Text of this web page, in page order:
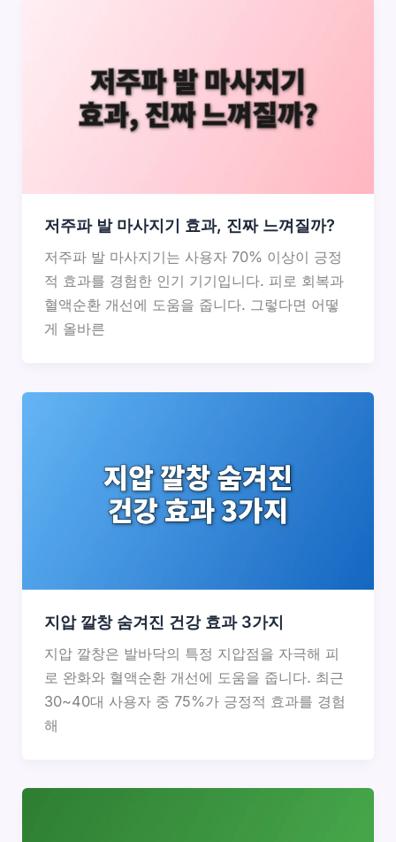
저주파 발 마사지기 효과, 진짜 느껴질까?
저주파 발 마사지기는 사용자 70% 이상이 긍정
적 효과를 경험한 인기 기기입니다. 피로 회복과
혈액순환 개선에 도움을 줍니다. 그렇다면 어떻
게 올바른
지압 깔창 숨겨진 건강 효과 3가지
지압 깔창은 발바닥의 특정 지압점을 자극해 피
로 완화와 혈액순환 개선에 도움을 줍니다. 최근
30~40대 사용자 중 75%가 긍정적 효과를 경험
해